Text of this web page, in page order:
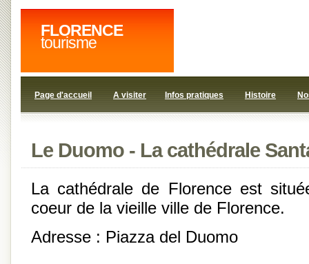
FLORENCE
tourisme
Page d'accueil A visiter Infos pratiques Histoire
Le Duomo - La cathédrale
La cathédrale de Florence est
coeur de la vieille ville de Florence.
Adresse : Piazza del Duomo